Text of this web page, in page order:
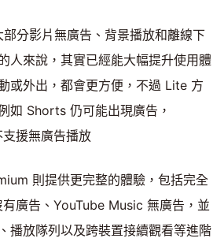
分影片無廣告、背景播放和離線下
人來說，其實已經能大幅提升使用體
或外出，都會更方便，不過 Lite 方
如 Shorts 仍可能出現廣告，
援無廣告播放
則提供更完整的體驗，包括完全
廣告、YouTube Music 無廣告，並
播放隊列以及跨裝置接續觀看等進階